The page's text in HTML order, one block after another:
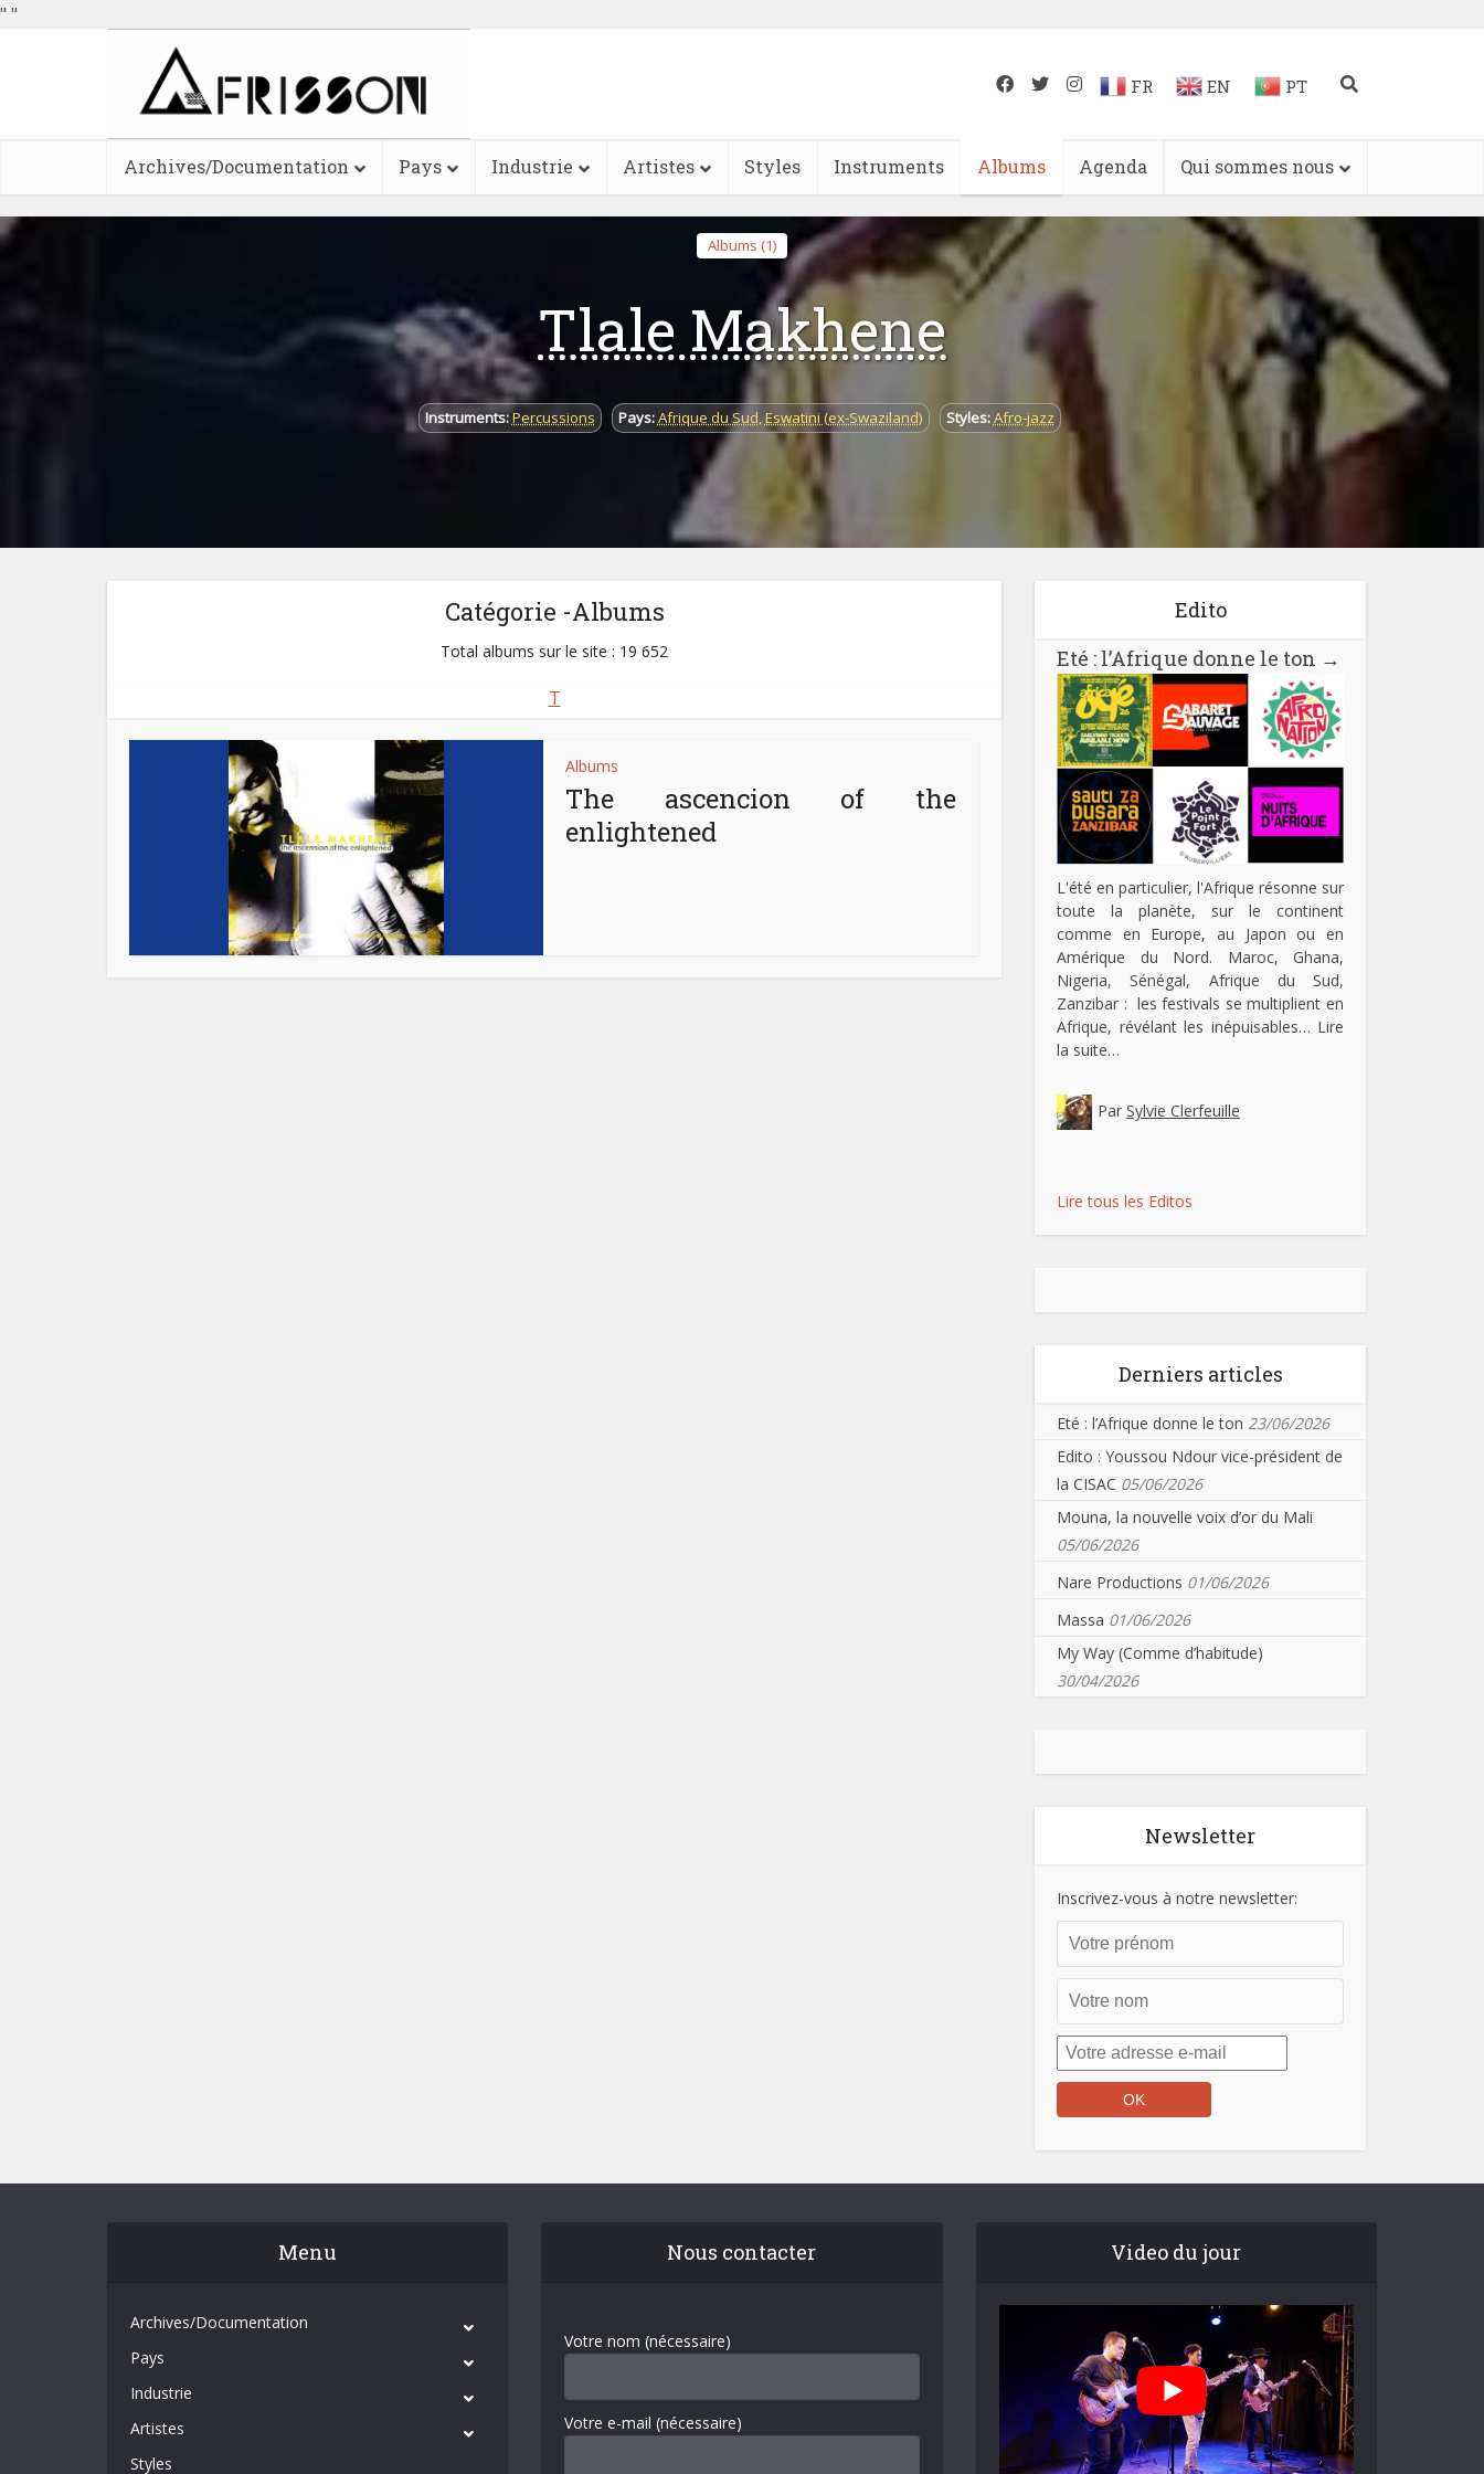
" "
FR EN PT
Archives/Documentation Pays Industrie Artistes Styles Instruments Albums Agenda Qui sommes nous
Albums (1)
Tlale Makhene
Instruments:Percussions Pays:Afrique du Sud,Eswatini (ex-Swaziland) Styles:Afro-jazz
Catégorie -Albums
Total albums sur le site : 19 652
T
Albums
The ascencion of the
enlightened
Edito
Eté : l’Afrique donne le ton →
L'été en particulier, l'Afrique résonne sur
toute la planète, sur le continent
comme en Europe, au Japon ou en
Amérique du Nord. Maroc, Ghana,
Nigeria, Sénégal, Afrique du Sud,
Zanzibar : les festivals se multiplient en
Afrique, révélant les inépuisables… Lire
la suite…
Par Sylvie Clerfeuille
Lire tous les Editos
Derniers articles
Eté : l’Afrique donne le ton 23/06/2026
Edito : Youssou Ndour vice-président de
la CISAC 05/06/2026
Mouna, la nouvelle voix d’or du Mali
05/06/2026
Nare Productions 01/06/2026
Massa 01/06/2026
My Way (Comme d’habitude)
30/04/2026
Newsletter
Inscrivez-vous à notre newsletter:
Menu
Archives/Documentation
Pays
Industrie
Artistes
Styles
Nous contacter
Votre nom (nécessaire)
Votre e-mail (nécessaire)
Video du jour